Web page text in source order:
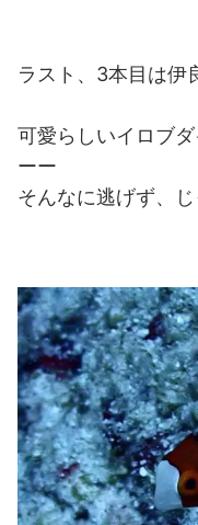
ラスト、3本目は伊
可愛らしいイロブ
ーー
そんなに逃げず、